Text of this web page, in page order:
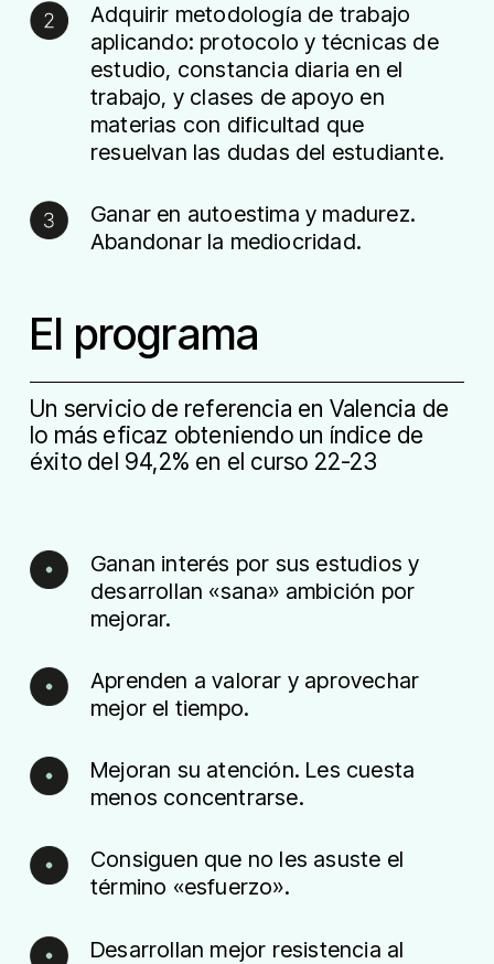
Adquirir metodología de trabajo
aplicando: protocolo y técnicas de
estudio, constancia diaria en el
trabajo, y clases de apoyo en
materias con dificultad que
resuelvan las dudas del estudiante.
Ganar en autoestima y madurez.
Abandonar la mediocridad.
El programa
Un servicio de referencia en Valencia de
lo más eficaz obteniendo un índice de
éxito del 94,2% en el curso 22-23
Ganan interés por sus estudios y
desarrollan «sana» ambición por
mejorar.
Aprenden a valorar y aprovechar
mejor el tiempo.
Mejoran su atención. Les cuesta
menos concentrarse.
Consiguen que no les asuste el
término «esfuerzo».
Desarrollan mejor resistencia al